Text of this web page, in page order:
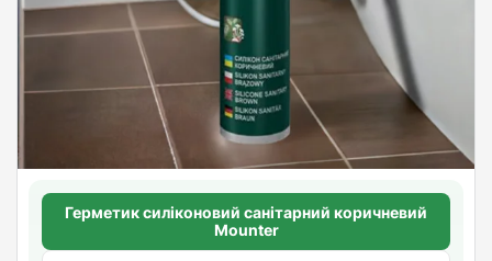
Герметик силіконовий санітарний коричневий
Mounter